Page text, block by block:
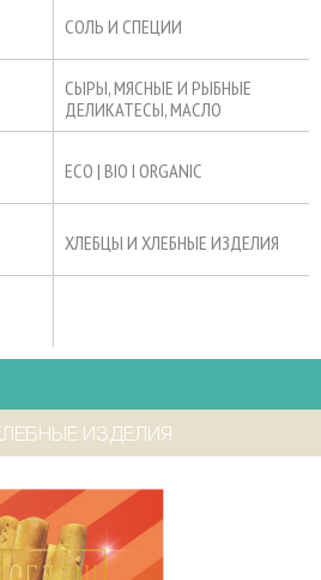
СОЛЬ И СПЕЦИИ
СЫРЫ, МЯСНЫЕ И РЫБНЫЕ
ДЕЛИКАТЕСЫ, МАСЛО
ECO | BIO I ORGANIC
ХЛЕБЦЫ И ХЛЕБНЫЕ ИЗДЕЛИЯ
ИЗДЕЛИЯ